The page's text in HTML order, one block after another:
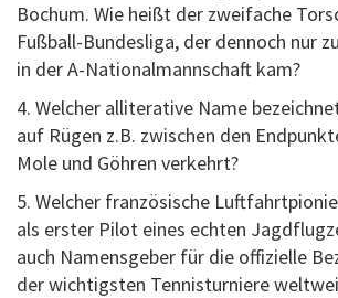
Bochum. Wie heißt der zweifache
Fußball-Bundesliga, der dennoch nur
in der A-Nationalmannschaft kam?
4. Welcher alliterative Name
auf Rügen z.B. zwischen den
Mole und Göhren verkehrt?
5. Welcher französische
als erster Pilot eines echten
auch Namensgeber für die offizielle
der wichtigsten Tennisturniere